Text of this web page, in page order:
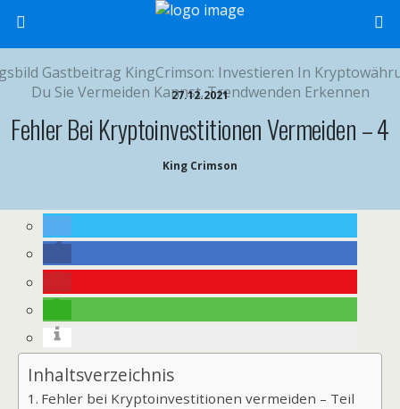
27.12.2021
Fehler Bei Kryptoinvestitionen Vermeiden – 4
King Crimson
Inhaltsverzeichnis
Fehler bei Kryptoinvestitionen vermeiden – Teil